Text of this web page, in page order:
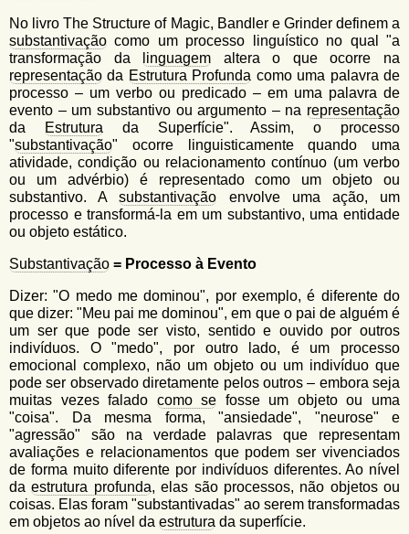
c
a
No livro The Structure of Magic, Bandler e Grinder definem a
substantivação como um processo linguístico no qual "a
transformação da
linguagem altera o que ocorre na
representação da Estrutura Profunda como uma palavra de
processo – um verbo ou predicado – em uma palavra de
evento – um substantivo ou argumento – na representação
da
Estruturada Superfície". Assim, o processo
"substantivação" ocorre linguisticamente quando uma
atividade, condição ou relacionamento contínuo (um verbo
ou um advérbio) é representado como um objeto ou
substantivo. Asubstantivação envolve uma ação, um
processo e transformá-la em um substantivo, uma entidade
ou objeto estático.
Substantivação = Processo à Evento
Dizer: "O medo me dominou", por exemplo, é diferente do
que dizer: "Meu pai me dominou", em que o pai de alguém é
um ser que pode ser visto, sentido e ouvido por outros
indivíduos. O "medo", por outro lado, é um processo
emocional complexo, não um objeto ou um indivíduo que
pode ser observado diretamente pelos outros – embora seja
muitas vezes falado como se fosse um objeto ou uma
"coisa". Da mesma forma, "ansiedade", "neurose" e
"agressão" são na verdade palavras que representam
avaliações e relacionamentos que podem ser vivenciados
de forma muito diferente por indivíduos diferentes. Ao nível
daestrutura profunda, elas são processos, não objetos ou
coisas. Elas foram "substantivadas" ao serem transformadas
em objetos ao nível da estrutura da superfície.